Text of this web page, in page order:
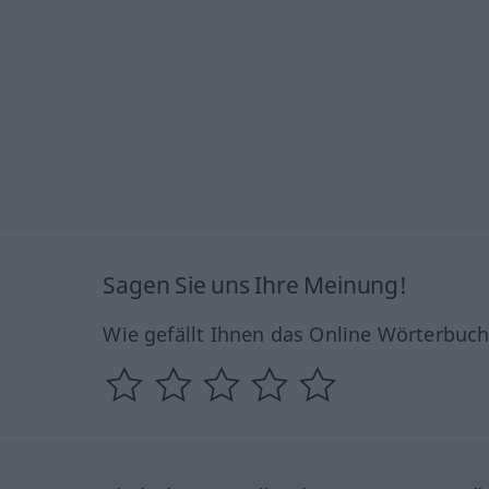
Sagen Sie uns Ihre Meinung!
Wie gefällt Ihnen das Online